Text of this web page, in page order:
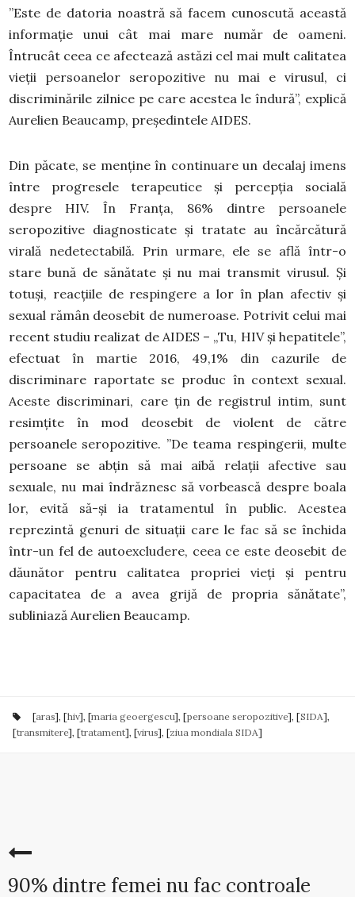
”Este de datoria noastră să facem cunoscută această
informație unui cât mai mare număr de oameni.
Întrucât ceea ce afectează astăzi cel mai mult calitatea
vieții persoanelor seropozitive nu mai e virusul, ci
discriminările zilnice pe care acestea le îndură”, explică
Aurelien Beaucamp, președintele AIDES.
Din păcate, se menține în continuare un decalaj imens
între progresele terapeutice și percepția socială
despre HIV. În Franța, 86% dintre persoanele
seropozitive diagnosticate și tratate au încărcătură
virală nedetectabilă. Prin urmare, ele se află într-o
stare bună de sănătate și nu mai transmit virusul. Și
totuși, reacțiile de respingere a lor în plan afectiv și
sexual rămân deosebit de numeroase. Potrivit celui mai
recent studiu realizat de AIDES – „Tu, HIV și hepatitele”,
efectuat în martie 2016, 49,1% din cazurile de
discriminare raportate se produc în context sexual.
Aceste discriminari, care țin de registrul intim, sunt
resimțite în mod deosebit de violent de către
persoanele seropozitive. ”De teama respingerii, multe
persoane se abțin să mai aibă relații afective sau
sexuale, nu mai îndrăznesc să vorbească despre boala
lor, evită să-și ia tratamentul în public. Acestea
reprezintă genuri de situații care le fac să se închida
într-un fel de autoexcludere, ceea ce este deosebit de
dăunător pentru calitatea propriei vieți și pentru
capacitatea de a avea grijă de propria sănătate”,
subliniază Aurelien Beaucamp.
[aras], [hiv], [maria geoergescu], [persoane seropozitive], [SIDA],
[transmitere], [tratament], [virus], [ziua mondiala SIDA]
90% dintre femei nu fac controale